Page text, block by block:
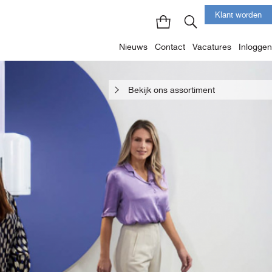
Nieuws Contact Vacatures Inloggen
Klant worden
Bekijk ons assortiment